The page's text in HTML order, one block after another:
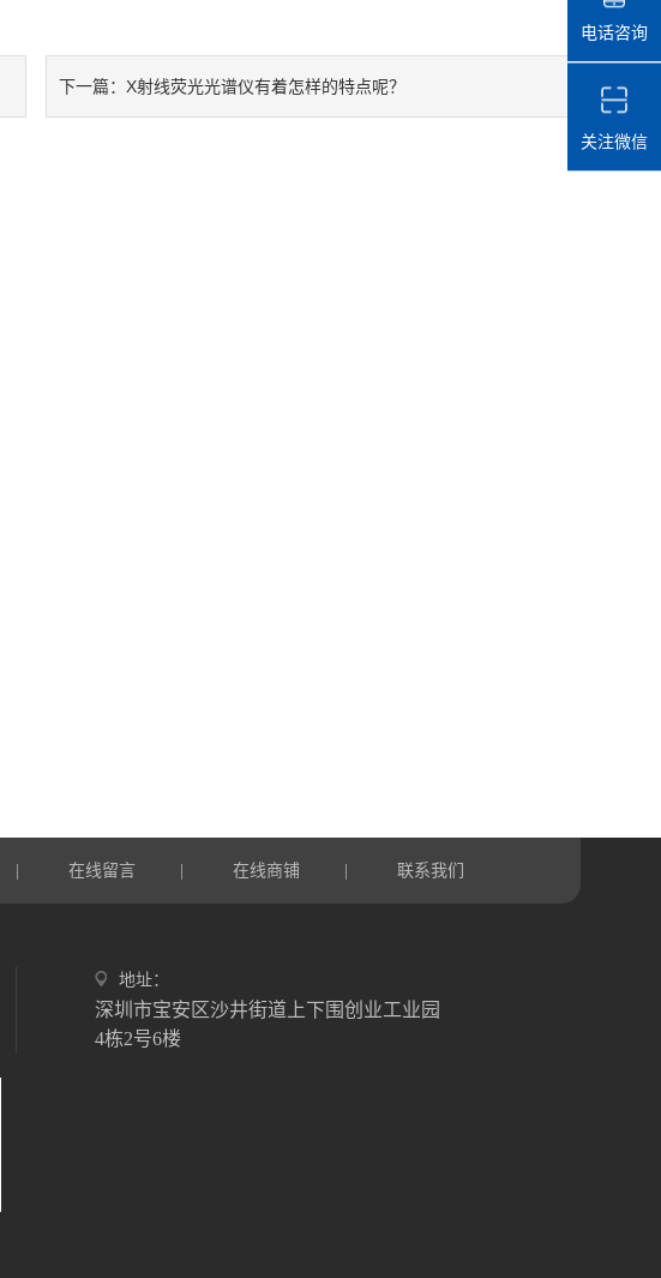
下一篇：X射线荧光光谱仪有着怎样的特点呢？
在线留言 在线商铺 联系我们
地址：
深圳市宝安区沙井街道上下围创业工业园
4栋2号6楼
电话咨询
关注微信